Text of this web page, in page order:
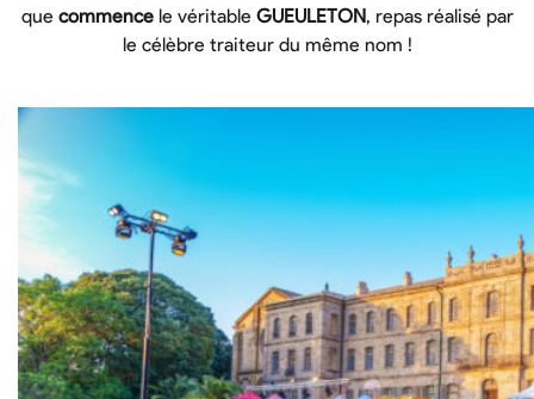
que commencele véritable GUEULETON, repas réalisé par
le célèbre traiteur du même nom !